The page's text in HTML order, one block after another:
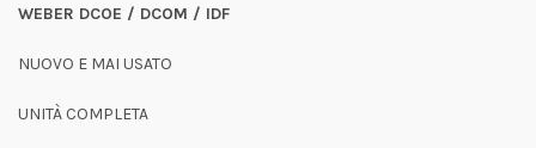
WEBER DCOE / DCOM / IDF
NUOVO E MAI USATO
UNITÀ COMPLETA